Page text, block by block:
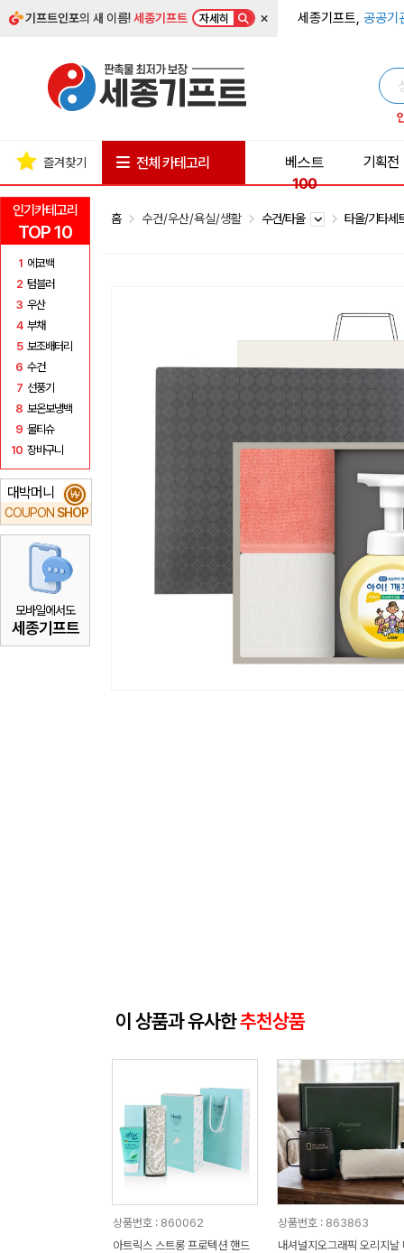
기프트인포의 새 이름!세종기프트 자세히 × 세종기프트, 공공기
인기카테고리
TOP 10
1 에코백
2 텀블러
3 우산
4 부채
5 보조배터리
6 수건
7 선풍기
8 보온보냉백
9 물티슈
10 장바구니
대박머니
COUPON SHOP
₩
모바일에서도
세종기프트
즐겨찾기 전체 카테고리
베스트
100
기획전
홈 수건/우산/욕실/생활 수건/타올 타올/기타
이 상품과 유사한추천상품
상품번호 : 860062
아트릭스 스트롱 프로텍션 핸드
상품번호 : 863863
내셔널지오그래픽 오리지날